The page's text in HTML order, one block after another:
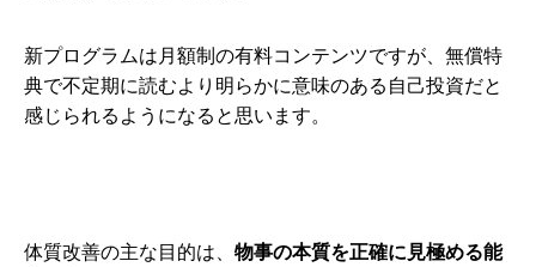
新プログラムは月額制の有料コンテンツですが、無償特
典で不定期に読むより明らかに意味のある自己投資だと
感じられるようになると思います。
体質改善の主な目的は、 物事の本質を正確に見極める能